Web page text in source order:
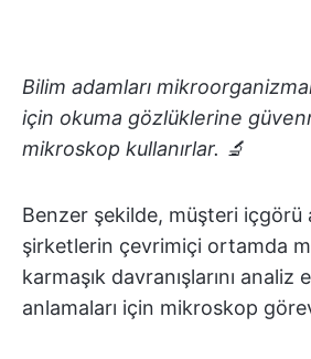
Bilim adamları
için okuma gözlüklerine
mikroskop kullanırlar. 🔬
Benzer şekilde, müşteri içgörü
şirketlerin çevrimiçi ortamda
karmaşık davranışlarını analiz
anlamaları için mikroskop